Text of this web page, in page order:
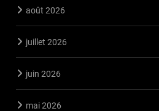
août 2026
juillet 2026
juin 2026
mai 2026